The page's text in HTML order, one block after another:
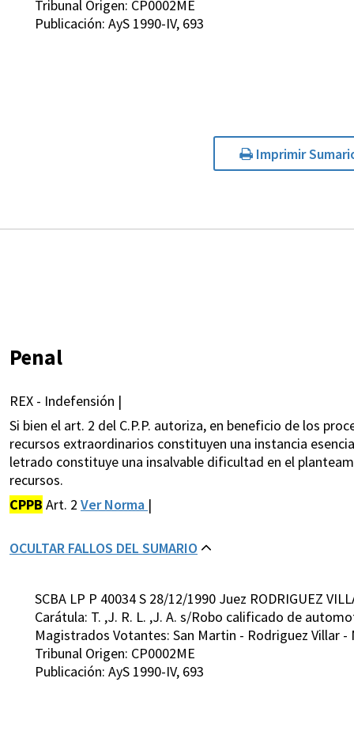
Tribunal Origen: CP0002ME
Publicación: AyS 1990-IV, 693
Imprimir
Penal
REX - Indefensión |
Si bien el art. 2 del C.P.P. autoriza, en beneficio de los
recursos extraordinarios constituyen una instancia
letrado constituye una insalvable dificultad en el
recursos.
CPPB Art. 2 Ver Norma |
OCULTAR FALLOS DEL SUMARIO
SCBA LP P 40034 S 28/12/1990 Juez RODRIGUEZ
Carátula: T. ,J. R. L. ,J. A. s/Robo calificado de
Magistrados Votantes: San Martin - Rodriguez Villar -
Tribunal Origen: CP0002ME
Publicación: AyS 1990-IV, 693